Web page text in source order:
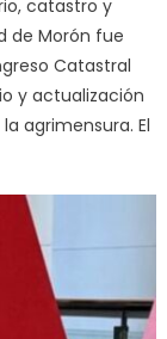
catastro y
de Morón fue
Catastral
y actualización
agrimensura. El